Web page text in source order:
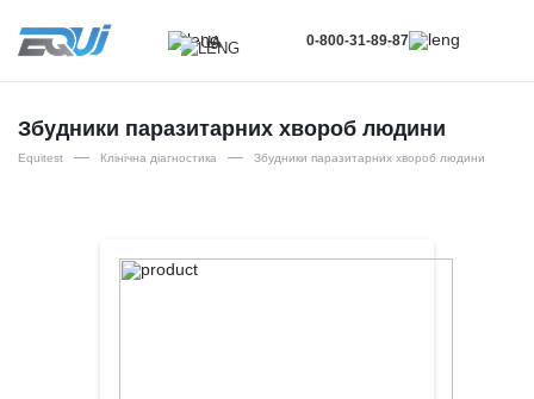
UA
RU
0-800-31-89-87
Збудники паразитарних хвороб людини
Equitest — Клінічна діагностика — Збудники паразитарних хвороб людини